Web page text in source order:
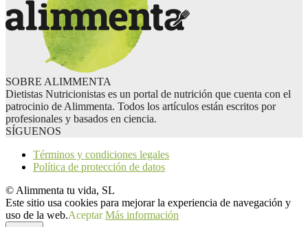
SOBRE ALIMMENTA
Dietistas Nutricionistas es un portal de nutrición que cuenta con el
patrocinio de Alimmenta. Todos los artículos están escritos por
profesionales y basados en ciencia.
SÍGUENOS
Términos y condiciones legales
Política de protección de datos
© Alimmenta tu vida, SL
Este sitio usa cookies para mejorar la experiencia de navegación y
uso de la web.Aceptar Más información